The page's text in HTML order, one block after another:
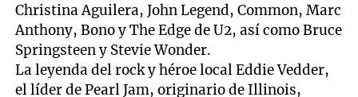
Christina Aguilera, John Legend, Common, Marc
Anthony, Bono y The Edge de U2, así como Bruce
Springsteen y Stevie Wonder.
La leyenda del rock y héroe local Eddie Vedder,
el líder de Pearl Jam, originario de Illinois,